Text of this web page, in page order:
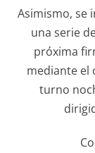
Asimismo, se
una serie
próxima
mediante el
turno